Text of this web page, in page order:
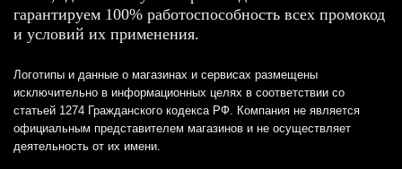
гарантируем 100% работоспособность всех промокод
и условий их применения.
Логотипы и данные о магазинах и сервисах размещены
исключительно в информационных целях в соответствии со
статьей 1274 Гражданского кодекса РФ. Компания не является
официальным представителем магазинов и не осуществляет
деятельность от их имени.